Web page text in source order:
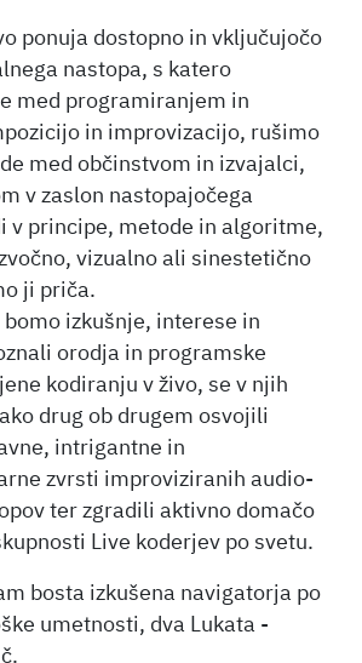
ponuja dostopno in vključujočo
nastopa, s katero
med programiranjem in
in improvizacijo, rušimo
med občinstvom in izvajalci,
v zaslon nastopajočega
v principe, metode in algoritme,
vizualno ali sinestetično
ji priča.
izkušnje, interese in
orodja in programske
kodiranju v živo, se v njih
drug ob drugem osvojili
intrigantne in
zvrsti improviziranih audio-
ter zgradili aktivno domačo
Live koderjev po svetu.
bosta izkušena navigatorja po
umetnosti, dva Lukata -